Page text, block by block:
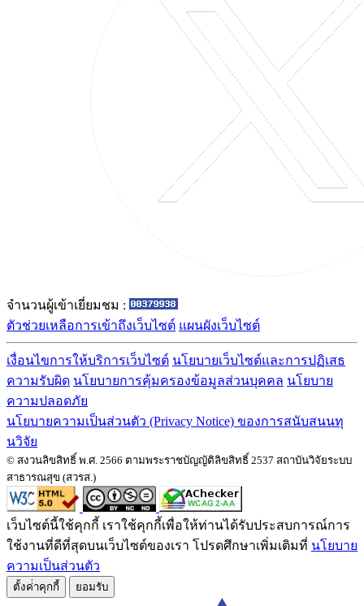
จำนวนผู้เข้าเยี่ยมชม :
ตัวช่วยเหลือการเข้าถึงเว็บไซต์ แผนผังเว็บไซต์
เงื่อนไขการให้บริการเว็บไซต์ นโยบายเว็บไซต์และการปฏิเสธ
ความรับผิด นโยบายการคุ้มครองข้อมูลส่วนบุคคล นโยบาย
ความปลอดภัย
นโยบายความเป็นส่วนตัว (Privacy Notice) ของการสนับสนนทุ
นวิจัย
© สงวนลิขสิทธิ์ พ.ศ. 2566 ตามพระราชบัญญัติลิขสิทธิ์ 2537 สถาบันวิจัยระบบ
สาธารณสุข (สวรส.)
เว็บไซต์นี้ใช้คุกกี้ เราใช้คุกกี้เพื่อให้ท่านได้รับประสบการณ์การ
ใช้งานที่ดีที่สุดบนเว็บไซต์ของเรา โปรดศึกษาเพิ่มเติมที่ นโยบาย
ความเป็นส่วนตัว
ตั้งค่่าคุกกี้ ยอมรับ